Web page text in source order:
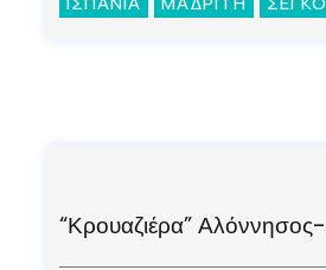
“Κρουαζιέρα”